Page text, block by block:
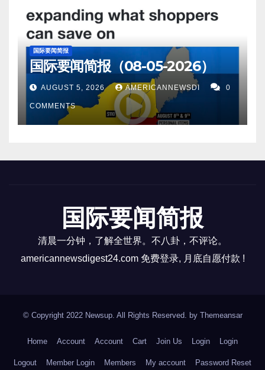
国际要闻简报
国际要闻简报（08-05-2026）
AUGUST 5, 2026 AMERICANNEWSDI 0
COMMENTS
国际要闻简报
清晨一分钟，了解全世界。不八卦，不评论。
americannewsdigest24.com 免费登录, 月底自愿付款 !
© Copyright 2022 Newsup. All Rights Reserved. by Themeansar
Home Account Account Cart Join Us Login Login
Logout Member Login Members My account Password Reset